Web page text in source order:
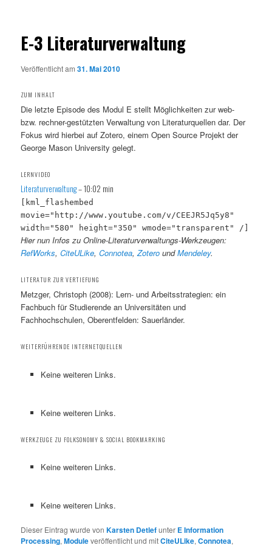
E-3 Literaturverwaltung
Veröffentlicht am31. Mai 2010
ZUM INHALT
Die letzte Episode des Modul E stellt Möglichkeiten zur web-
bzw. rechner-gestützten Verwaltung von Literaturquellen dar. Der
Fokus wird hierbei auf Zotero, einem Open Source Projekt der
George Mason University gelegt.
LERNVIDEO
Literaturverwaltung– 10:02 min
[kml_flashembed
movie="http://www.youtube.com/v/CEEJR5Jq5y8"
width="580" height="350" wmode="transparent" /]
Hier nun Infos zu Online-Literaturverwaltungs-Werkzeugen:
RefWorks,CiteULike,Connotea,Zotero undMendeley.
LITERATUR ZUR VERTIEFUNG
Metzger, Christoph (2008): Lern- und Arbeitsstrategien: ein
Fachbuch für Studierende an Universitäten und
Fachhochschulen, Oberentfelden: Sauerländer.
WEITERFÜHRENDE INTERNETQUELLEN
Keine weiteren Links.
Keine weiteren Links.
WERKZEUGE ZU FOLKSONOMY & SOCIAL BOOKMARKING
Keine weiteren Links.
Keine weiteren Links.
Dieser Eintrag wurde vonKarsten Detlefunter E Information
Processing,Moduleveröffentlicht und mitCiteULike,Connotea,